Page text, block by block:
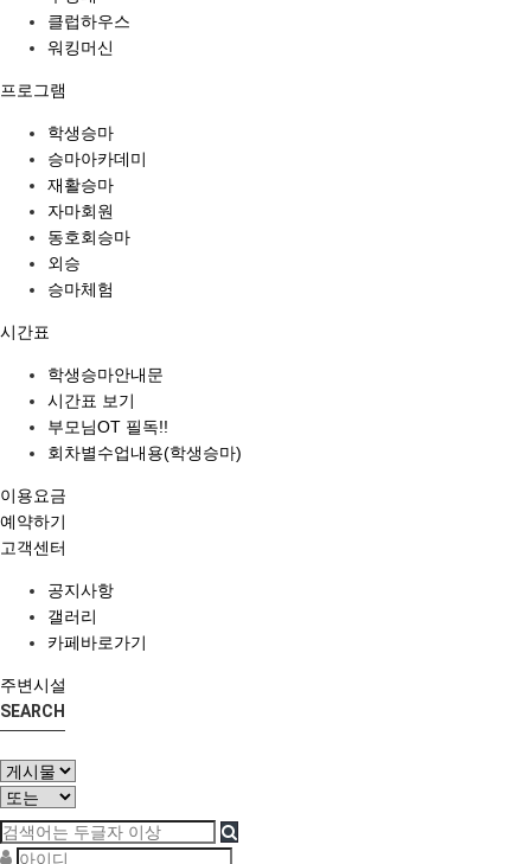
클럽하우스
워킹머신
프로그램
학생승마
승마아카데미
재활승마
자마회원
동호회승마
외승
승마체험
시간표
학생승마안내문
시간표 보기
부모님OT 필독!!
회차별수업내용(학생승마)
이용요금
예약하기
고객센터
공지사항
갤러리
카페바로가기
주변시설
SEARCH